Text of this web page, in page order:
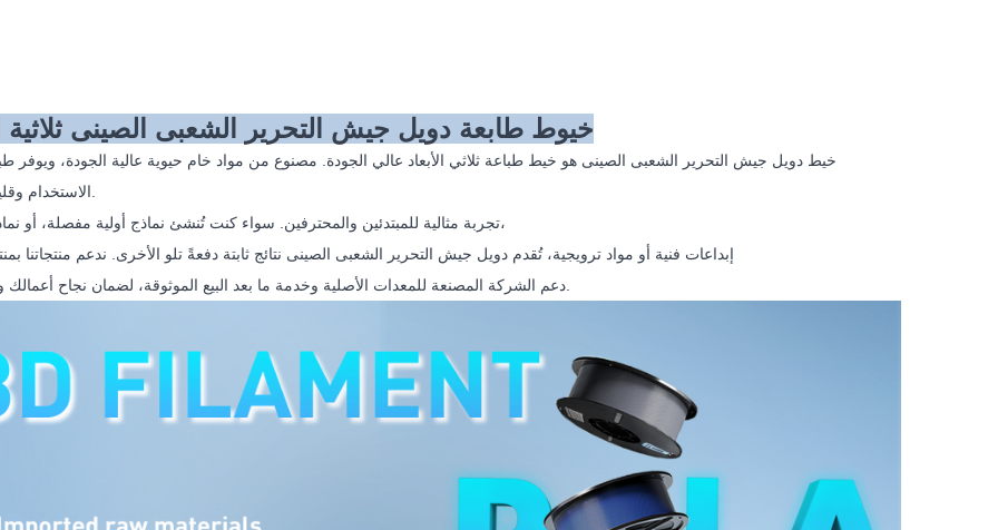
خيوط طابعة دويل جيش التحرير الشعبى الصينى ثلاثية
خيط دويل جيش التحرير الشعبى الصينى هو خيط طباعة ثلاثي الأبعاد عالي الجودة. مصنوع من مواد خام حيوية عالية الجودة، ويوفر
الاستخدام وقليلة الالتواء.
تجربة مثالية للمبتدئين والمحترفين. سواء كنت تُنشئ نماذج أولية مفصلة، ​​أو نماذج تعليمية،
دعم الشركة المصنعة للمعدات الأصلية وخدمة ما بعد البيع الموثوقة، لضمان نجاح أعمالك ومشاريعك.